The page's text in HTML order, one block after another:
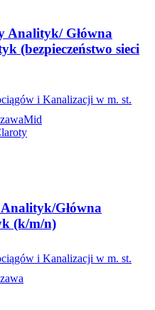
Analityk/ Główna
(bezpieczeństwo sieci
i Kanalizacji w m. st.
Mid
Główna
(k/m/n)
i Kanalizacji w m. st.